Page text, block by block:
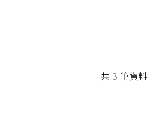
共 3 筆資料